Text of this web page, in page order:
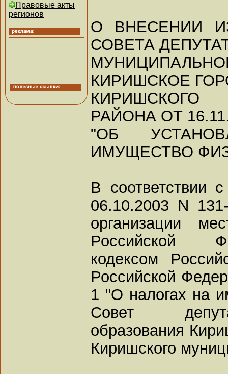
Правовые акты
регионов
О ВНЕСЕНИИ
СОВЕТА
КИРИШСКОЕ
РАЙОНА ОТ
"ОБ
ИМУЩЕСТВО
В соответствии
06.10.2003 N
организации
Российской
кодексом
Российской
1 "О налогах на
Совет
образования
Киришского